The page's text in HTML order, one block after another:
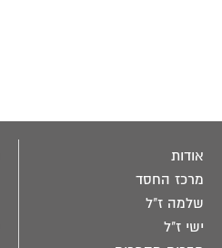
אודות
מרכז החסד
שלמה ז"ל
ישי ז"ל